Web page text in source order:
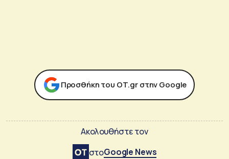
Προσθήκη του ΟΤ.gr στην Google
Ακολουθήστε τον
στοGoogle News